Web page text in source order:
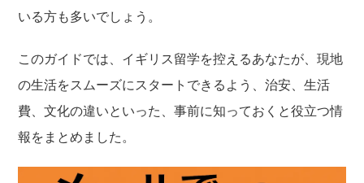
いる方も多いでしょう。
このガイドでは、イギリス留学を控えるあなたが、現地
の生活をスムーズにスタートできるよう、治安、生活
費、文化の違いといった、事前に知っておくと役立つ情
報をまとめました。